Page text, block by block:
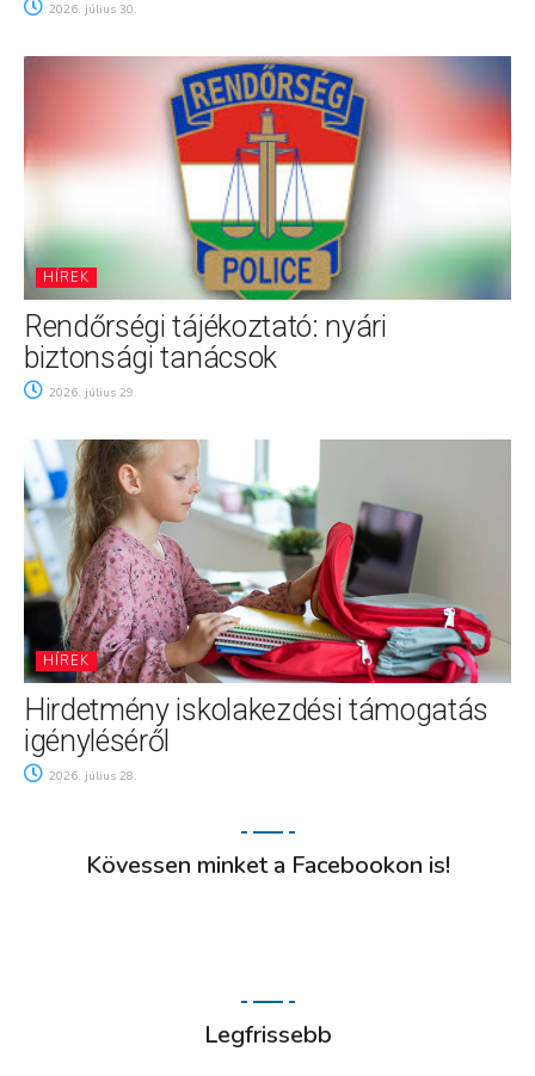
2026. július 30.
HÍREK
Rendőrségi tájékoztató: nyári
biztonsági tanácsok
2026. július 29.
HÍREK
Hirdetmény iskolakezdési támogatás
igényléséről
2026. július 28.
Kövessen minket a Facebookon is!
Legfrissebb